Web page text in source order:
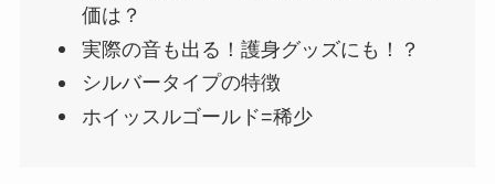
価は？
実際の音も出る！護身グッズにも！？
シルバータイプの特徴
ホイッスルゴールド=稀少